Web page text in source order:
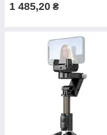
1 485,20 ₴